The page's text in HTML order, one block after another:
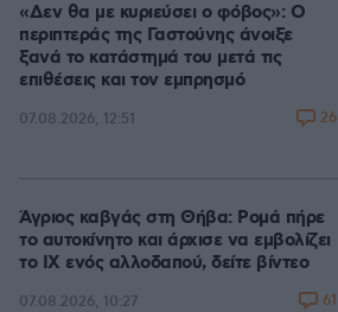
«Δεν θα με κυριεύσει ο φόβος»: Ο
περιπτεράς της Γαστούνης άνοιξε
ξανά το κατάστημά του μετά τις
επιθέσεις και τον εμπρησμό
07.08.2026, 12:51 26
Άγριος καβγάς στη Θήβα: Ρομά πήρε
το αυτοκίνητο και άρχισε να εμβολίζει
το ΙΧ ενός αλλοδαπού, δείτε βίντεο
07.08.2026, 10:27 61